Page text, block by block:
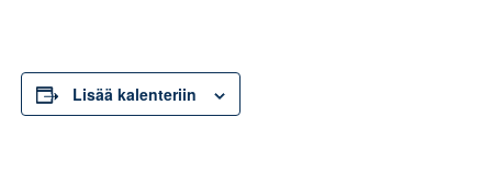
Lisää kalenteriin